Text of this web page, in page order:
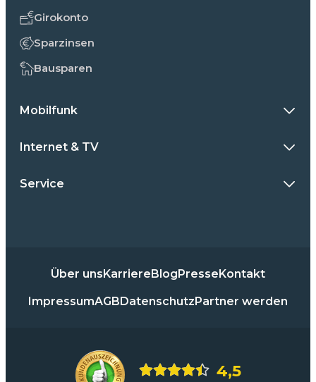
Girokonto
Sparzinsen
Bausparen
Mobilfunk
Internet & TV
Service
Über unsKarriereBlogPresseKontakt
ImpressumAGBDatenschutzPartner werden
4,5